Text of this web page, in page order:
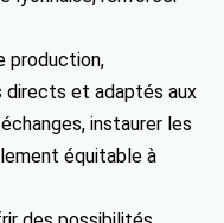
production,
directs et adaptés aux
instaurer les
équitable à